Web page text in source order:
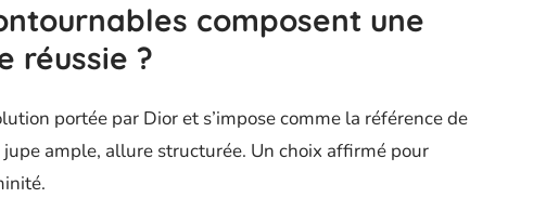
composent une
réussie ?
portée par Dior et s’impose comme la référence de
jupe ample, allure structurée. Un choix affirmé pour